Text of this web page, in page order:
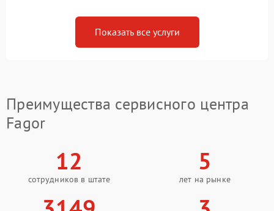
Показать все услуги
Преимущества сервисного центра
Fagor
12
сотрудников в штате
5
лет на рынке